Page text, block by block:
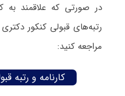
در صورتی که علاقمند
رتبه‌های قبولی کنکور
مراجعه کنید:
کارنامه و رتبه